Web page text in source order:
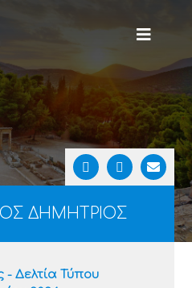
ΔΗΜΗΤΡΙΟΣ
- Δελτία Τύπου